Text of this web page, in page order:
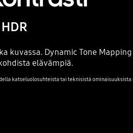
Dynamic Tone
elävämpiä.
katseluolosuhteista tai teknisistä ominaisuuksista